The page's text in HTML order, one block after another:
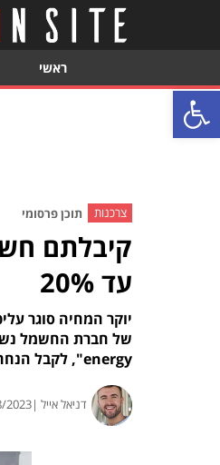
פתח סרגל נגישות
ראשי
צרכנות תוכן פרסומי
קיבלתם
עד 20%
יוקר המחיה סוגר
של חברת החשמל
energy", לקבל הנחה של עד 20% בחשבון החשמל – ולחסוך מאות שקלים בשנה • ככה תעשו את זה
דניאל אייל |2023